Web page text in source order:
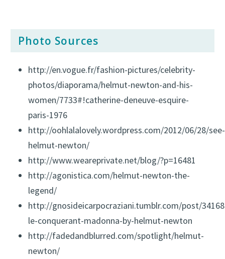
Photo Sources
http://en.vogue.fr/fashion-pictures/celebrity-
photos/diaporama/helmut-newton-and-his-
women/7733#!catherine-deneuve-esquire-
paris-1976
http://oohlalalovely.wordpress.com/2012/06/28/see-
helmut-newton/
http://www.weareprivate.net/blog/?p=16481
http://agonistica.com/helmut-newton-the-
legend/
http://gnosideicarpocraziani.tumblr.com/post/
le-conquerant-madonna-by-helmut-newton
http://fadedandblurred.com/spotlight/helmut-
newton/